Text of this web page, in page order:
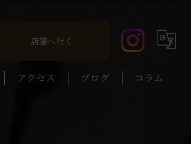
店舗へ行く
アクセス ブログ コラム